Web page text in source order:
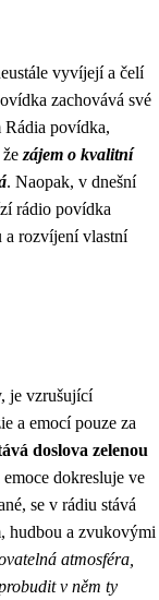
vyvíjejí a čelí
zachovává své
Rádia povídka,
zájem o kvalitní
. Naopak, v dnešní
rádio povídka
a rozvíjení vlastní
je vzrušující
a emocí pouze za
doslova zelenou
dokresluje ve
se v rádiu stává
hudbou a zvukovými
atmosféra,
v něm ty